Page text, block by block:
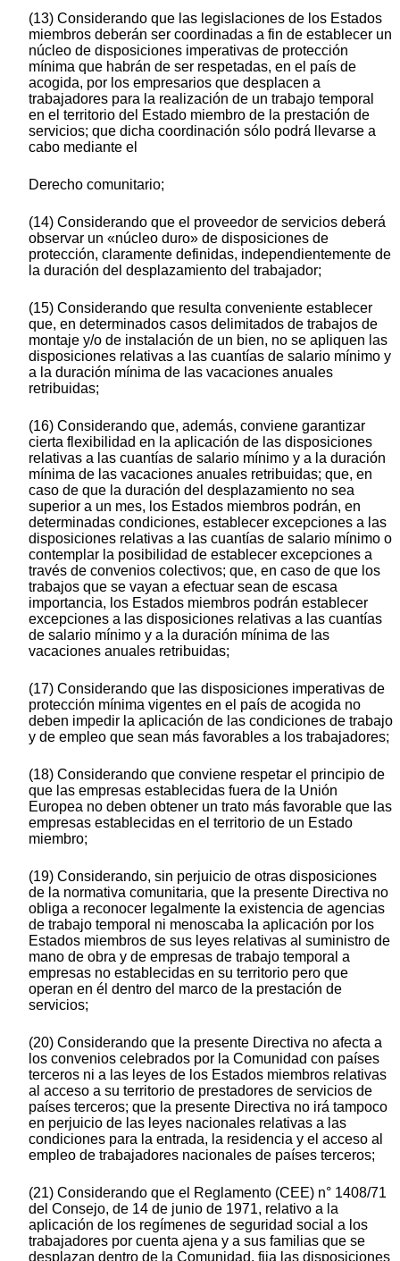
(13) Considerando que las legislaciones de los Estados
miembros deberán ser coordinadas a fin de establecer un
núcleo de disposiciones imperativas de protección
mínima que habrán de ser respetadas, en el país de
acogida, por los empresarios que desplacen a
trabajadores para la realización de un trabajo temporal
en el territorio del Estado miembro de la prestación de
servicios; que dicha coordinación sólo podrá llevarse a
cabo mediante el
Derecho comunitario;
(14) Considerando que el proveedor de servicios deberá
observar un «núcleo duro» de disposiciones de
protección, claramente definidas, independientemente de
la duración del desplazamiento del trabajador;
(15) Considerando que resulta conveniente establecer
que, en determinados casos delimitados de trabajos de
montaje y/o de instalación de un bien, no se apliquen las
disposiciones relativas a las cuantías de salario mínimo y
a la duración mínima de las vacaciones anuales
retribuidas;
(16) Considerando que, además, conviene garantizar
cierta flexibilidad en la aplicación de las disposiciones
relativas a las cuantías de salario mínimo y a la duración
mínima de las vacaciones anuales retribuidas; que, en
caso de que la duración del desplazamiento no sea
superior a un mes, los Estados miembros podrán, en
determinadas condiciones, establecer excepciones a las
disposiciones relativas a las cuantías de salario mínimo o
contemplar la posibilidad de establecer excepciones a
través de convenios colectivos; que, en caso de que los
trabajos que se vayan a efectuar sean de escasa
importancia, los Estados miembros podrán establecer
excepciones a las disposiciones relativas a las cuantías
de salario mínimo y a la duración mínima de las
vacaciones anuales retribuidas;
(17) Considerando que las disposiciones imperativas de
protección mínima vigentes en el país de acogida no
deben impedir la aplicación de las condiciones de trabajo
y de empleo que sean más favorables a los trabajadores;
(18) Considerando que conviene respetar el principio de
que las empresas establecidas fuera de la Unión
Europea no deben obtener un trato más favorable que las
empresas establecidas en el territorio de un Estado
miembro;
(19) Considerando, sin perjuicio de otras disposiciones
de la normativa comunitaria, que la presente Directiva no
obliga a reconocer legalmente la existencia de agencias
de trabajo temporal ni menoscaba la aplicación por los
Estados miembros de sus leyes relativas al suministro de
mano de obra y de empresas de trabajo temporal a
empresas no establecidas en su territorio pero que
operan en él dentro del marco de la prestación de
servicios;
(20) Considerando que la presente Directiva no afecta a
los convenios celebrados por la Comunidad con países
terceros ni a las leyes de los Estados miembros relativas
al acceso a su territorio de prestadores de servicios de
países terceros; que la presente Directiva no irá tampoco
en perjuicio de las leyes nacionales relativas a las
condiciones para la entrada, la residencia y el acceso al
empleo de trabajadores nacionales de países terceros;
(21) Considerando que el Reglamento (CEE) n° 1408/71
del Consejo, de 14 de junio de 1971, relativo a la
aplicación de los regímenes de seguridad social a los
trabajadores por cuenta ajena y a sus familias que se
desplazan dentro de la Comunidad, fija las disposiciones